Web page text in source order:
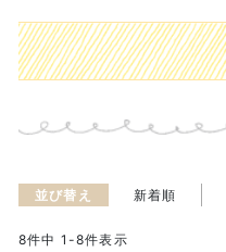
並び替え 新着順
8件中 1 -8件表示